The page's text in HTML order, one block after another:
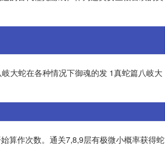
大蛇在各种情况下御魂的发 1真蛇篇八岐大
算作次数。通关7,8,9层有极微小概率获得蛇